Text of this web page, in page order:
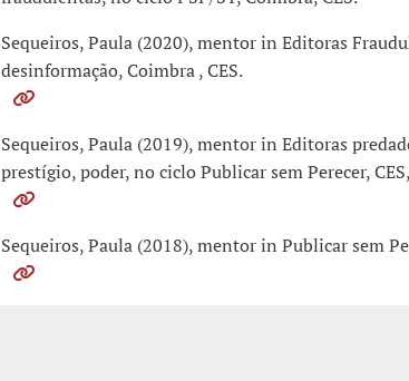
Sequeiros, Paula (2020), mentor in Editoras
desinformação, Coimbra , CES.
Sequeiros, Paula (2019), mentor in Editoras
prestígio, poder, no ciclo Publicar sem Perecer,
Sequeiros, Paula (2018), mentor in Publicar sem